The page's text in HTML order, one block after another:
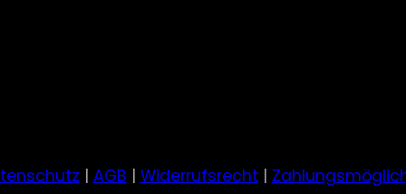
| AGB | Widerrufsrecht |